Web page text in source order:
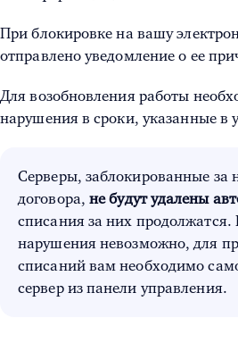
При блокировке на вашу
отправлено уведомление о ее
Для возобновления работы
нарушения в сроки, указанные в
Серверы, заблокированные за
договора, не будут удалены
списания за них продолжатся.
нарушения невозможно, для
списаний вам необходимо
сервер из панели управления.